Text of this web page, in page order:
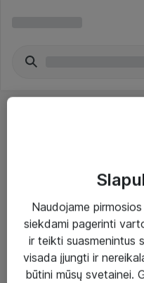
Paslaugos
Sprendimai
Įgyvendinti projektai
Naudojame
siekdami pagerinti
ir teikti suasmenintus
visada įjungti ir
būtini mūsų svetainei.